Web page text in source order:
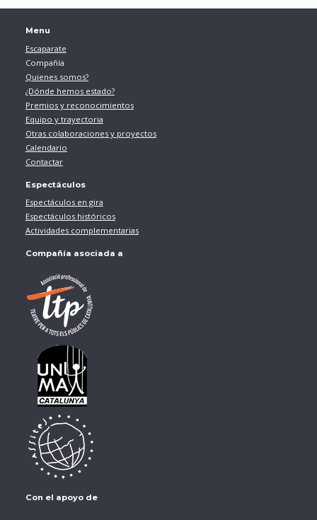
Menu
Escaparate
Compañía
Quienes somos?
¿Dónde hemos estado?
Premios y reconocimientos
Equipo y trayectoria
Otras colaboraciones y proyectos
Calendario
Contactar
Espectáculos
Espectáculos en gira
Espectáculos históricos
Actividades complementarias
Compañía asociada a
Con el apoyo de